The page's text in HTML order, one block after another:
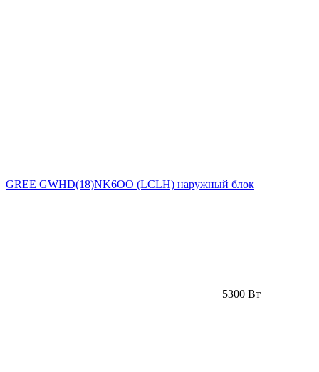
GREE GWHD(18)NK6OO (LCLH) наружный блок
5300 Вт